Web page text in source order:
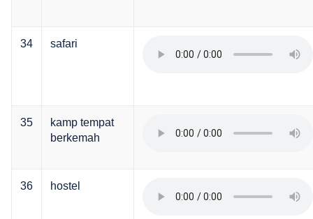
34 safari
35
kamp tempat
berkemah
36 hostel